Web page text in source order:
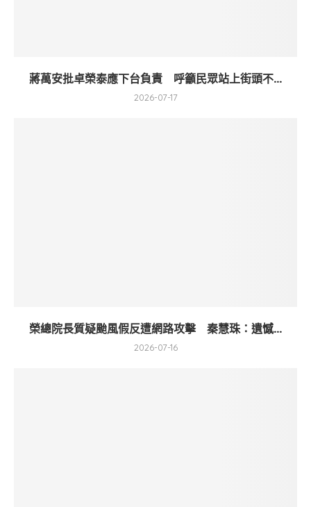
蔣萬安批卓榮泰應下台負責 呼籲民眾站上街頭不...
2026-07-17
榮總院長質疑颱風假反遭網路攻擊 秦慧珠：遺憾...
2026-07-16